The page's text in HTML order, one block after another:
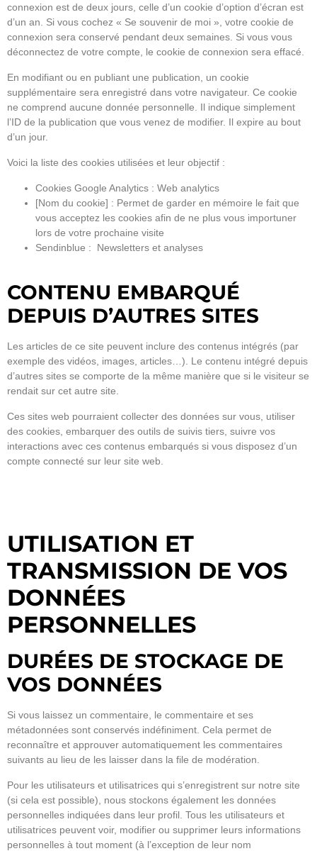
connexion est de deux jours, celle d’un cookie d’option d’écran est
d’un an. Si vous cochez « Se souvenir de moi », votre cookie de
connexion sera conservé pendant deux semaines. Si vous vous
déconnectez de votre compte, le cookie de connexion sera effacé.
En modifiant ou en publiant une publication, un cookie
supplémentaire sera enregistré dans votre navigateur. Ce cookie
ne comprend aucune donnée personnelle. Il indique simplement
l’ID de la publication que vous venez de modifier. Il expire au bout
d’un jour.
Voici la liste des cookies utilisées et leur objectif :
Cookies Google Analytics : Web analytics
[Nom du cookie] : Permet de garder en mémoire le fait que
vous acceptez les cookies afin de ne plus vous importuner
lors de votre prochaine visite
Sendinblue : Newsletters et analyses
CONTENU EMBARQUÉ
DEPUIS D’AUTRES SITES
Les articles de ce site peuvent inclure des contenus intégrés (par
exemple des vidéos, images, articles…). Le contenu intégré depuis
d’autres sites se comporte de la même manière que si le visiteur se
rendait sur cet autre site.
Ces sites web pourraient collecter des données sur vous, utiliser
des cookies, embarquer des outils de suivis tiers, suivre vos
interactions avec ces contenus embarqués si vous disposez d’un
compte connecté sur leur site web.
UTILISATION ET
TRANSMISSION DE VOS
DONNÉES
PERSONNELLES
DURÉES DE STOCKAGE DE
VOS DONNÉES
Si vous laissez un commentaire, le commentaire et ses
métadonnées sont conservés indéfiniment. Cela permet de
reconnaître et approuver automatiquement les commentaires
suivants au lieu de les laisser dans la file de modération.
Pour les utilisateurs et utilisatrices qui s’enregistrent sur notre site
(si cela est possible), nous stockons également les données
personnelles indiquées dans leur profil. Tous les utilisateurs et
utilisatrices peuvent voir, modifier ou supprimer leurs informations
personnelles à tout moment (à l’exception de leur nom